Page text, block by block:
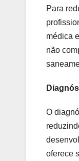
Para
médica
não
O
oferece